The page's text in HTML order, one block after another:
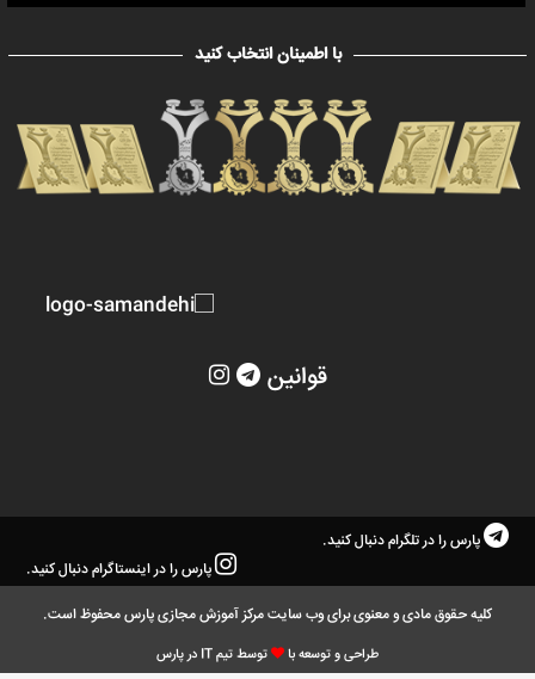
با اطمینان انتخاب کنید
قوانین
پارس را در تلگرام دنبال کنید.
پارس را در اینستاگرام دنبال کنید.
کلیه حقوق مادی و معنوی برای وب سایت مرکز آموزش مجازی پارس محفوظ است.
طراحی و توسعه با توسط تیم IT در پارس